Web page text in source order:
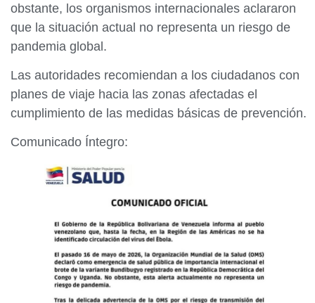
obstante, los organismos internacionales aclararon
que la situación actual no representa un riesgo de
pandemia global.
Las autoridades recomiendan a los ciudadanos con
planes de viaje hacia las zonas afectadas el
cumplimiento de las medidas básicas de prevención.
Comunicado Íntegro: